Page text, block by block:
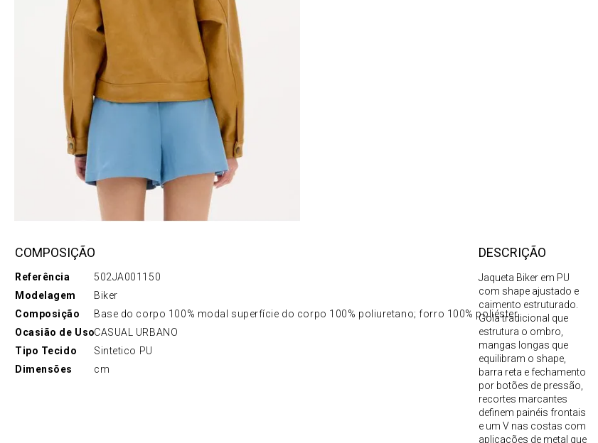
COMPOSIÇÃO
Referência
502JA001150
Modelagem
Biker
Composição
Base do corpo 100% modal superfície do corpo 100% poliuretano; forro 100% poliéster
Ocasião de UsoCASUAL URBANO
Tipo Tecido
Sintetico PU
Dimensões
cm
DESCRIÇÃO
Jaqueta Biker em PU
com shape ajustado e
caimento estruturado.
Gola tradicional que
estrutura o ombro,
mangas longas que
equilibram o shape,
barra reta e fechamento
por botões de pressão,
recortes marcantes
definem painéis frontais
e um V nas costas com
aplicações de metal que